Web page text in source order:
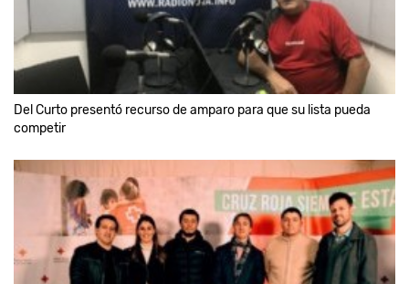
Del Curto presentó recurso de amparo para que su lista pueda
competir